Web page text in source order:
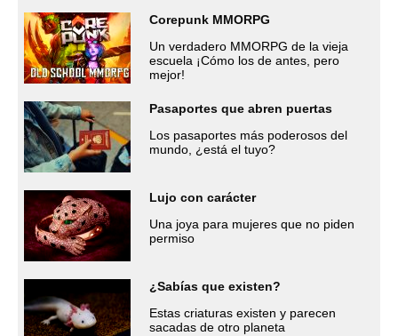
Corepunk MMORPG
Un verdadero MMORPG de la vieja
escuela ¡Cómo los de antes, pero
mejor!
Pasaportes que abren puertas
Los pasaportes más poderosos del
mundo, ¿está el tuyo?
Lujo con carácter
Una joya para mujeres que no piden
permiso
¿Sabías que existen?
Estas criaturas existen y parecen
sacadas de otro planeta